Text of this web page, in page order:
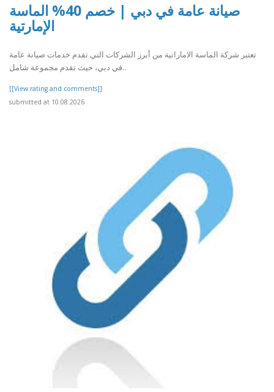
صيانة عامة في دبي | خصم 40% الماسة
الإمارتية
تعتبر شركة الماسة الاماراتية من أبرز الشركات التي تقدم خدمات صيانة عامة
في دبي، حيث تقدم مجموعة شامل..
[[View rating and comments]]
submitted at 10.08.2026